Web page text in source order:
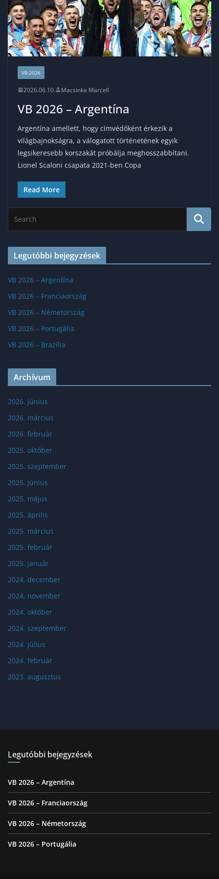
VB 2026
2026.06.10. Macsinka Marcell
VB 2026 – Argentína
Argentína amellett, hogy címvédőként érkezik a
világbajnokságra, a válogatott történetének egyik
legsikeresebb korszakát próbálja meghosszabbítani.
Lionel Scaloni csapata 2021-ben Copa
Read More
Legutóbbi bejegyzések
VB 2026 – Argentína
VB 2026 – Franciaország
VB 2026 – Németország
VB 2026 – Portugália
VB 2026 – Brazília
Archívum
2026. június
2026. március
2026. február
2025. október
2025. szeptember
2025. június
2025. május
2025. április
2025. március
2025. február
2025. január
2024. december
2024. november
2024. október
2024. szeptember
2024. július
2024. február
2023. augusztus
Legutóbbi bejegyzések
VB 2026 – Argentína
VB 2026 – Franciaország
VB 2026 – Németország
VB 2026 – Portugália